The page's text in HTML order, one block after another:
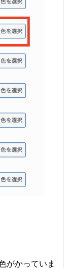
がかっていま